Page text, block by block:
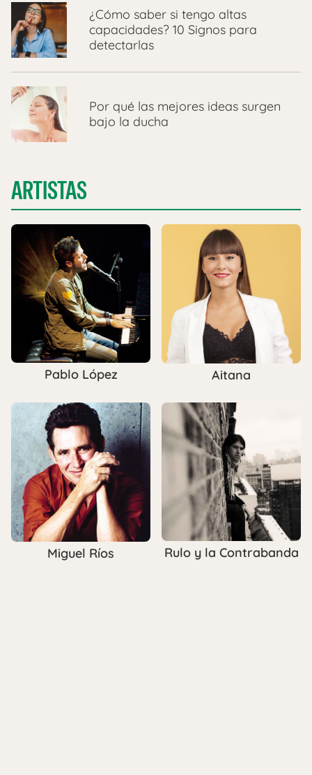
¿Cómo saber si tengo altas
capacidades? 10 Signos para
detectarlas
Por qué las mejores ideas surgen
bajo la ducha
ARTISTAS
Pablo López Aitana
Miguel Ríos Rulo y la Contrabanda